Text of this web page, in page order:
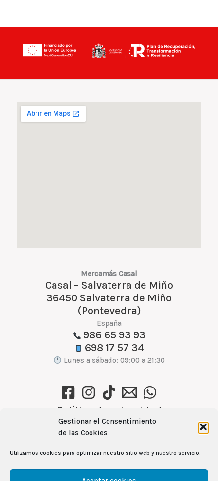
Gestionar el Consentimiento
de las Cookies
Utilizamos cookies para optimizar nuestro sitio web y nuestro servicio.
Mercamás Casal
Casal – Salvaterra de Miño
36450 Salvaterra de Miño
(Pontevedra)
España
986 65 93 93
698 17 57 34
Lunes a sábado: 09:00 a 21:30
Política de privacidad
Política de cookies (UE)
Aviso Legal
Ver recetas →